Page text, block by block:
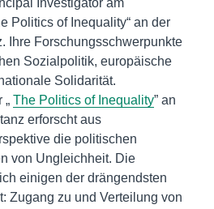
Investigator am
Politics of Inequality“ an der
Ihre Forschungsschwerpunkte
Sozialpolitik, europäische
Solidarität.
„ The Politics of Inequality” an
erforscht aus
die politischen
von Ungleichheit. Die
einigen der drängendsten
Zugang zu und Verteilung von